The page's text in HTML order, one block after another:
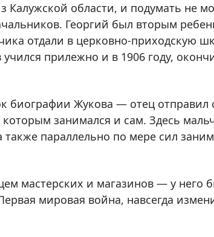
Калужской области, и подумать не
Георгий был вторым
отдали в церковно-приходскую
прилежно и в 1906 году,
биографии Жукова — отец отправил
занимался и сам. Здесь
параллельно по мере сил
мастерских и магазинов — у него
мировая война, навсегда